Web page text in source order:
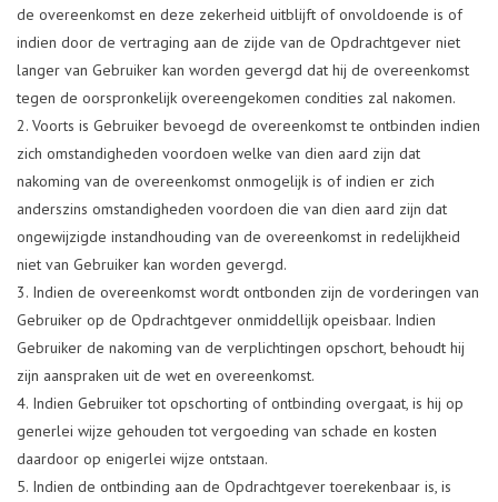
de overeenkomst en deze zekerheid uitblijft of onvoldoende is of
indien door de vertraging aan de zijde van de Opdrachtgever niet
langer van Gebruiker kan worden gevergd dat hij de overeenkomst
tegen de oorspronkelijk overeengekomen condities zal nakomen.
Voorts is Gebruiker bevoegd de overeenkomst te ontbinden indien
zich omstandigheden voordoen welke van dien aard zijn dat
nakoming van de overeenkomst onmogelijk is of indien er zich
anderszins omstandigheden voordoen die van dien aard zijn dat
ongewijzigde instandhouding van de overeenkomst in redelijkheid
niet van Gebruiker kan worden gevergd.
Indien de overeenkomst wordt ontbonden zijn de vorderingen van
Gebruiker op de Opdrachtgever onmiddellijk opeisbaar. Indien
Gebruiker de nakoming van de verplichtingen opschort, behoudt hij
zijn aanspraken uit de wet en overeenkomst.
Indien Gebruiker tot opschorting of ontbinding overgaat, is hij op
generlei wijze gehouden tot vergoeding van schade en kosten
daardoor op enigerlei wijze ontstaan.
Indien de ontbinding aan de Opdrachtgever toerekenbaar is, is